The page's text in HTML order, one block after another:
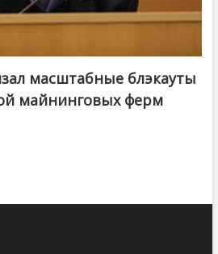
масштабные блэкауты
майнинговых ферм